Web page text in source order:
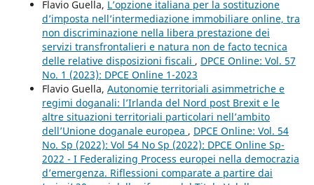
Flavio Guella, L’opzione italiana per la sostituzione
d’imposta nell’intermediazione immobiliare online, tra
non discriminazione nella libera prestazione dei
servizi transfrontalieri e natura non de facto tecnica
delle relative disposizioni fiscali , DPCE Online: Vol. 57
No. 1 (2023): DPCE Online 1-2023
Flavio Guella, Autonomie territoriali asimmetriche e
regimi doganali: l’Irlanda del Nord post Brexit e le
altre situazioni territoriali particolari nell’ambito
dell’Unione doganale europea , DPCE Online: Vol. 54
No. Sp (2022): Vol 54 No Sp (2022): DPCE Online Sp-
2022 - I Federalizing Process europei nella democrazia
d’emergenza. Riflessioni comparate a partire dai